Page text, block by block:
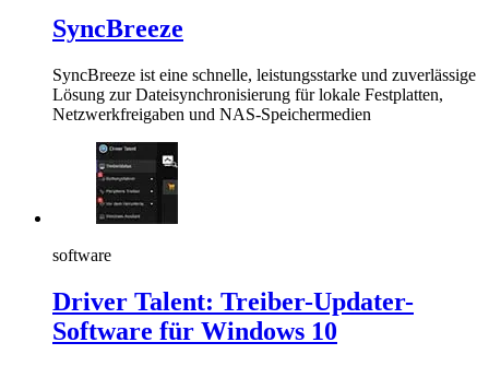
SyncBreeze
SyncBreeze ist eine schnelle, leistungsstarke und zuverlässige
Lösung zur Dateisynchronisierung für lokale Festplatten,
Netzwerkfreigaben und NAS-Speichermedien
software
Driver Talent: Treiber-Updater-
Software für Windows 10